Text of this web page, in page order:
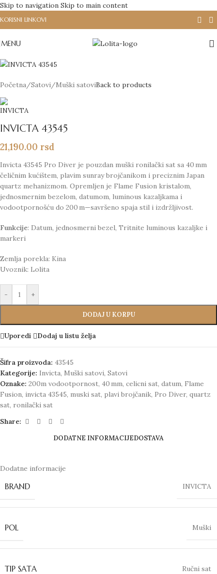
Skip to navigation Skip to main content
KORISNI LINKOVI
MENU
Početna /Satovi /Muški satoviBack to products
INVICTA 43545
21,190.00 rsd
Invicta 43545 Pro Diver je pouzdan muški ronilački sat sa 40 mm
čeličnim kućištem, plavim sunray brojčanikom i preciznim Japan
quartz mehanizmom. Opremljen je Flame Fusion kristalom,
jednosmernim bezelom, datumom, luminous kazaljkama i
vodootpornošću do 200 m—savršeno spaja stil i izdržljivost.
Funkcije: Datum, jednosmerni bezel, Tritnite luminous kazaljke i
markeri
Zemlja porekla: Kina
Uvoznik: Lolita
- +
DODAJ U KORPU
Uporedi Dodaj u listu želja
Šifra proizvoda: 43545
Kategorije: Invicta, Muški satovi, Satovi
Oznake: 200m vodootpornost, 40 mm, celicni sat, datum, Flame
Fusion, invicta 43545, muski sat, plavi brojčanik, Pro Diver, quartz
sat, ronilački sat
Share:
DODATNE INFORMACIJEDOSTAVA
Dodatne informacije
BRAND INVICTA
POL Muški
TIP SATA Ručni sat